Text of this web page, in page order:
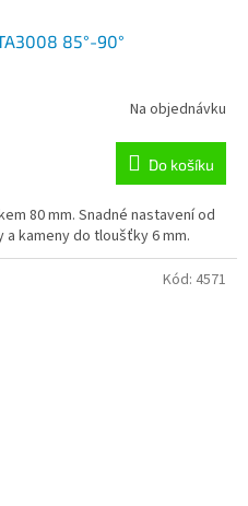
85°-90°
Na objednávku
Do košíku
80 mm. Snadné nastavení od
a kameny do tloušťky 6 mm.
Kód: 4571